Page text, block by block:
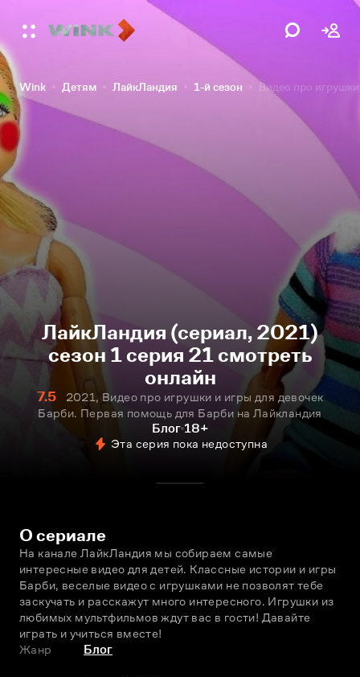
Wink Детям ЛайкЛандия 1-й сезон Видео про
ЛайкЛандия (сериал, 2021)
сезон 1 серия 21 смотреть
онлайн
7.5
2021, Видео про игрушки и игры для девочек
Барби. Первая помощь для Барби на Лайкландия
Блог 18+
Эта серия пока недоступна
О сериале
На канале ЛайкЛандия мы собираем самые
интересные видео для детей. Классные истории и игры
Барби, веселые видео с игрушками не позволят тебе
заскучать и расскажут много интересного. Игрушки из
любимых мультфильмов ждут вас в гости! Давайте
играть и учиться вместе!
Жанр
Блог